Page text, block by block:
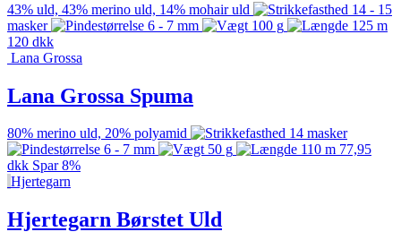
43% uld, 43% merino uld, 14% mohair uld
14 - 15
masker
6 - 7 mm 100 g
125 m
120 dkk
Lana Grossa
Lana Grossa Spuma
80% merino uld, 20% polyamid
14 masker
6 - 7 mm
50 g 110 m 77,95
dkk Spar 8%
Hjertegarn
Hjertegarn Børstet Uld